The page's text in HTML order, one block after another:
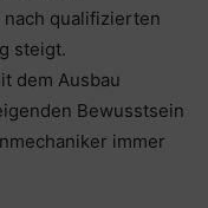
nach qualifizierten
steigt.
dem Ausbau
Bewusstsein
immer